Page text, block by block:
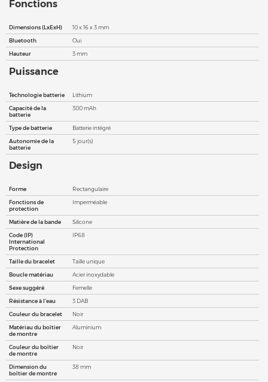
Fonctions
Dimensions (LxExH)
10 x 16 x 3 mm
Bluetooth
Oui
Hauteur
3 mm
Puissance
Technologie batterie
Lithium
Capacité de la
batterie
300 mAh
Type de batterie
Batterie intégré
Autonomie de la
batterie
5 jour(s)
Design
Forme
Rectangulaire
Fonctions de
protection
Imperméable
Matière de la bande
Silicone
Code (IP)
International
Protection
IP68
Taille du bracelet
Taille unique
Boucle matériau
Acier inoxydable
Sexe suggéré
Femelle
Résistance à l'eau
3 DAB
Couleur du bracelet
Noir
Matériau du boîtier
de montre
Aluminium
Couleur du boîtier
de montre
Noir
Dimension du
boîtier de montre
38 mm